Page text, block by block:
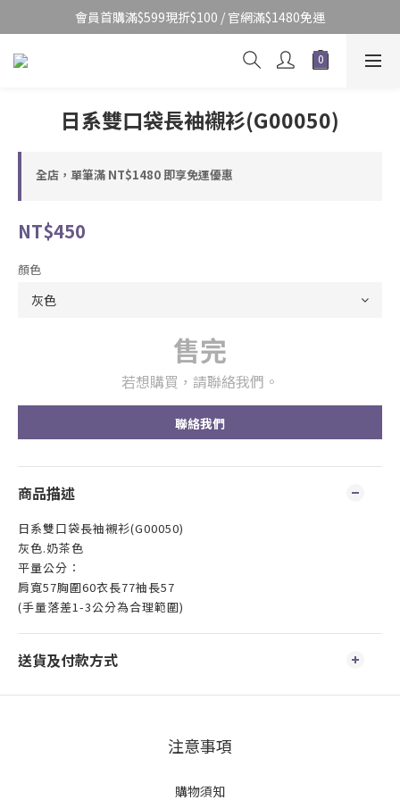
會員首購滿$599現折$100 / 官網滿$1480免運
日系雙口袋長袖襯衫(G00050)
全店，單筆滿 NT$1480 即享免運優惠
NT$450
顏色
售完
若想購買，請聯絡我們。
聯絡我們
商品描述
日系雙口袋長袖襯衫(G00050)
灰色.奶茶色
平量公分：
肩寬57胸圍60衣長77袖長57
(手量落差1-3公分為合理範圍)
送貨及付款方式
注意事項
購物須知